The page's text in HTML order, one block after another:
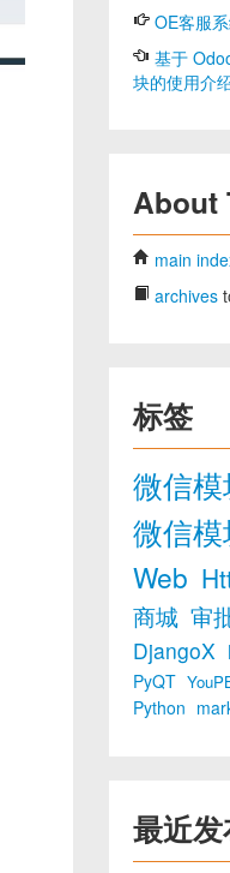
OE客服
基于
块的使用介
About
main
archives
标签
微信
微信模
Web
商城 审
DjangoX
PyQT
Python
最近